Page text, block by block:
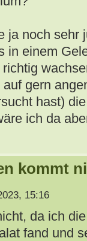
ja noch sehr
in einem
gern
hast)
ich da
kommt
15:16
da ich
fand und